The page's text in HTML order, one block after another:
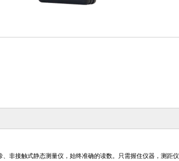
、非接触式静态测量仪，始终准确的读数。只需握住仪器，测距仪